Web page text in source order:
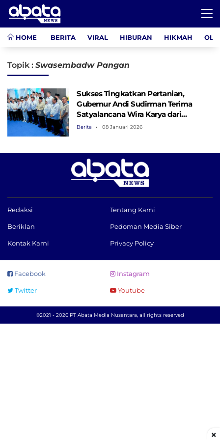
HOME BERITA VIRAL HIBURAN HIKMAH
Topik : Swasembadw Pangan
Sukses Tingkatkan Pertanian,
Gubernur Andi Sudirman Terima
Satyalancana Wira Karya dari
Presiden Prabowo
Berita 08 Januari 2026
Redaksi Tentang Kami
Beriklan Pedoman Media Siber
Kontak Kami Privacy Policy
Facebook Instagram
Twitter Youtube
©2021 - 2026 PT Abata Media Nusantara, all rights reserved
×